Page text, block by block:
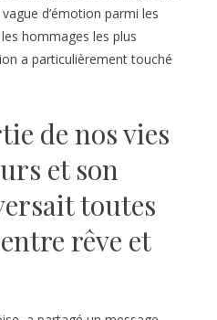
d’émotion parmi les
hommages les plus
a particulièrement touché
de nos vies
et son
toutes
rêve et